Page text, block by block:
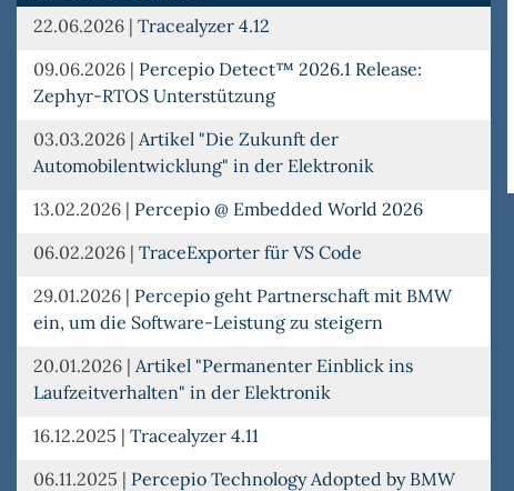
22.06.2026 | Tracealyzer 4.12
09.06.2026 | Percepio Detect™ 2026.1 Release:
Zephyr-RTOS Unterstützung
03.03.2026 | Artikel "Die Zukunft der
Automobilentwicklung" in der Elektronik
13.02.2026 | Percepio @ Embedded World 2026
06.02.2026 | TraceExporter für VS Code
29.01.2026 | Percepio geht Partnerschaft mit BMW
ein, um die Software-Leistung zu steigern
20.01.2026 | Artikel "Permanenter Einblick ins
Laufzeitverhalten" in der Elektronik
16.12.2025 | Tracealyzer 4.11
06.11.2025 | Percepio Technology Adopted by BMW